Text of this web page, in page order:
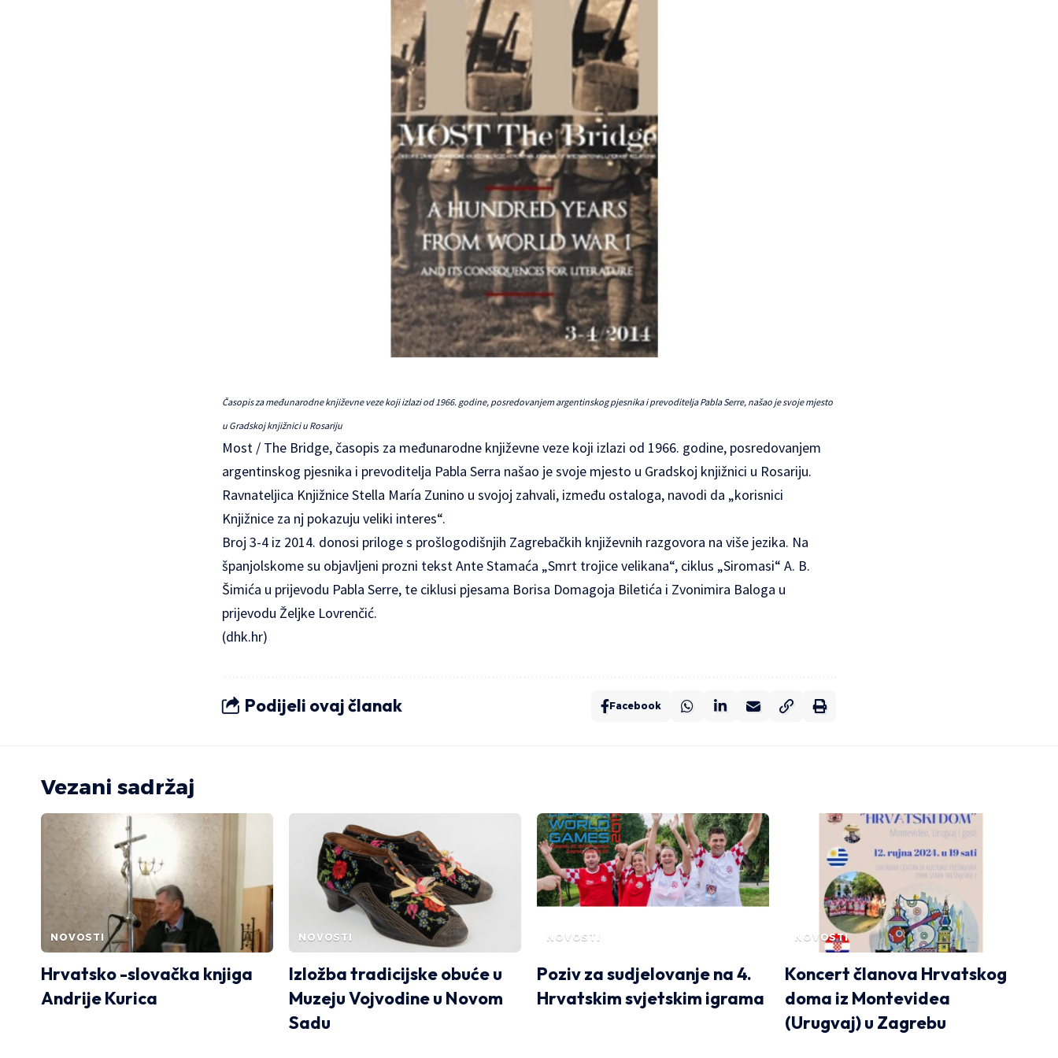
Časopis za međunarodne književne veze koji izlazi od 1966. godine, posredovanjem argentinskog pjesnika i prevoditelja Pabla Serre, našao je svoje mjesto
u Gradskoj knjižnici u Rosariju
Most / The Bridge, časopis za međunarodne književne veze koji izlazi od 1966. godine, posredovanjem
argentinskog pjesnika i prevoditelja Pabla Serra našao je svoje mjesto u Gradskoj knjižnici u Rosariju.
Ravnateljica Knjižnice Stella María Zunino u svojoj zahvali, između ostaloga, navodi da „korisnici
Knjižnice za nj pokazuju veliki interes“.
Broj 3-4 iz 2014. donosi priloge s prošlogodišnjih Zagrebačkih književnih razgovora na više jezika. Na
španjolskome su objavljeni prozni tekst Ante Stamaća „Smrt trojice velikana“, ciklus „Siromasi“ A. B.
Šimića u prijevodu Pabla Serre, te ciklusi pjesama Borisa Domagoja Biletića i Zvonimira Baloga u
prijevodu Željke Lovrenčić.
(dhk.hr)
Podijeli ovaj članak Facebook
Vezani sadržaj
NOVOSTI
Hrvatsko -slovačka knjiga
Andrije Kurica
NOVOSTI
Izložba tradicijske obuće u
Muzeju Vojvodine u Novom
Sadu
NOVOSTI
Poziv za sudjelovanje na 4.
Hrvatskim svjetskim igrama
NOVOSTI
Koncert članova Hrvatskog
doma iz Montevidea
(Urugvaj) u Zagrebu